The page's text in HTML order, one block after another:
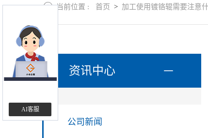
中
式
当前位置 : 首页 > 加工使用镀铬辊需要注意
资讯中心
公司新闻
AI客服